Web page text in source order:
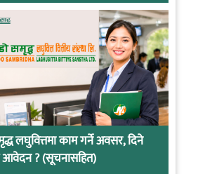
लघुवित्तमा काम गर्ने अवसर, दिने
आवेदन ? (सूचनासहित)